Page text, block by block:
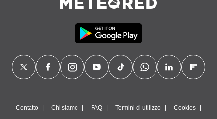
Contatto Chi siamo FAQ Termini di utilizzo Cookies